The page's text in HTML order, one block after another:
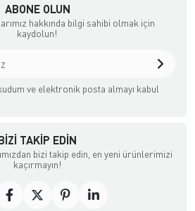
ABONE OLUN
hakkında bilgi sahibi olmak için
kaydolun!
ve elektronik posta almayı kabul
TAKIP EDIN
bizi takip edin, en yeni ürünlerimizi
kaçırmayın!